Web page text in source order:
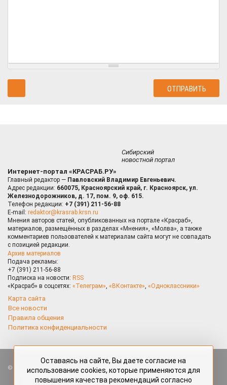
Сибирский
новостной портал
Интернет-портал «КРАСРАБ.РУ»
Главный редактор — Павловский Владимир Евгеньевич.
Адрес редакции: 660075, Красноярский край, г. Красноярск, ул.
Железнодорожников, д. 17, пом. 9, оф. 615.
Телефон редакции: +7 (391) 211-56-88
E-mail: redaktor@krasrab.krsn.ru
Мнения авторов статей, опубликованных на портале «Красраб»,
материалов, размещённых в разделах «Мнения», «Молва», а также
комментариев пользователей к материалам сайта могут не совпадать
с позицией редакции.
Архив материалов
Подача рекламы:
+7 (391) 211-56-88
Подписка на новости: RSS
«Красраб» в соцсетях: «Телеграм», «ВКонтакте», «Одноклассники»
Карта сайта
Все новости
Правила общения
Политика конфиденциальности
Все права защищены. Любые материалы, размещённые на портале
«Красраб.ру» сотрудниками редакции, нештатными авторами
и читателями, являются объектами авторского права. Полное или
Оставаясь на сайте, Вы даете согласие на
использование cookies, которые применяются для
повышения качества рекомендаций согласно